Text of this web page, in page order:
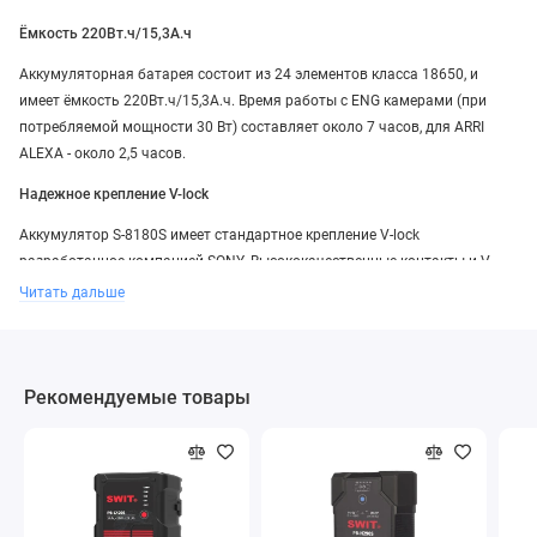
Ёмкость 220Вт.ч/15,3А.ч
Аккумуляторная батарея состоит из 24 элементов класса 18650, и
имеет ёмкость 220Вт.ч/15,3А.ч. Время работы с ENG камерами (при
потребляемой мощности 30 Вт) составляет около 7 часов, для ARRI
ALEXA - около 2,5 часов.
Надежное крепление V-lock
Аккумулятор S-8180S имеет стандартное крепление V-lock
разработанное компанией SONY. Высококачественные контакты и V-
образное крепление обеспечивают надежную установку.
части аккумулятора расположено гнездо D-tap с номинальным
Индикатор состояния заряда
S-8180S имеет 4-сегментный индикатор состояния заряда. Вы всегда
Читать дальше
Рекомендуемые товары